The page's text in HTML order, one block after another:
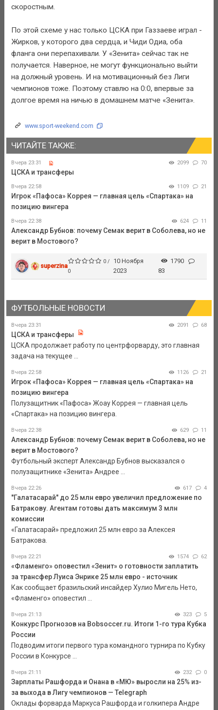
скоростным.
По этой схеме у нас только ЦСКА при Газзаеве играл -
Жирков, у которого два сердца, и Чиди Одиа, оба
фланга они перепахивали. У «Зенита» сейчас так не
получается. Наверное, не могут функционально выйти
на должный уровень. И на мотивационный без Лиги
чемпионов тоже. Поэтому ставлю на 0:0, впервые за
долгое время на ничью в домашнем матче «Зенита».
www.sport-weekend.com
ЧИТАЙТЕ ТАКЖЕ:
Вчера 23:31 2099 70
ЦСКА и трансферы
Вчера 22:58 1109 21
Игрок «Пафоса» Коррея — главная цель «Спартака» на
позицию вингера
Вчера 22:38 624 11
Александр Бубнов: почему Семак верит в Соболева, но не
верит в Мостового?
superzina
0 /
0
10 Ноября
2023
1790
83
ФУТБОЛЬНЫЕ НОВОСТИ
Вчера 23:31 2091 68
ЦСКА и трансферы
ЦСКА продолжает работу по центрфорварду, это главная
задача на текущее ...
Вчера 22:58 1126 21
Игрок «Пафоса» Коррея — главная цель «Спартака» на
позицию вингера
Полузащитник «Пафоса» Жоау Коррея — главная цель
«Спартака» на позицию вингера.
Вчера 22:38 629 11
Александр Бубнов: почему Семак верит в Соболева, но не
верит в Мостового?
Футбольный эксперт Александр Бубнов высказался о
полузащитнике «Зенита» Андрее ...
Вчера 22:26 617 4
"Галатасарай" до 25 млн евро увеличил предложение по
Батракову. Агентам готовы дать максимум 3 млн
комиссии
«Галатасарай» предложил 25 млн евро за Алексея
Батракова.
Вчера 22:21 1574 62
«Фламенго» оповестил «Зенит» о готовности заплатить
за трансфер Луиса Энрике 25 млн евро - источник
Как сообщает бразильский инсайдер Хулио Мигель Нето,
«Фламенго» оповестил ...
Вчера 21:13 323 5
Конкурс Прогнозов на Bobsoccer.ru. Итоги 1-го тура Кубка
России
Подводим итоги первого тура командного турнира по Кубку
России в Конкурсе ...
Вчера 21:11 232 0
Зарплаты Рашфорда и Онана в «МЮ» выросли на 25% из-
за выхода в Лигу чемпионов — Telegraph
Оклады форварда Маркуса Рашфорда и голкипера Андре